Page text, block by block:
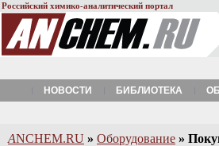
Российский химико-аналитический портал
НОВОСТИ БИБЛИОТЕКА
ANCHEM.RU » Оборудование »